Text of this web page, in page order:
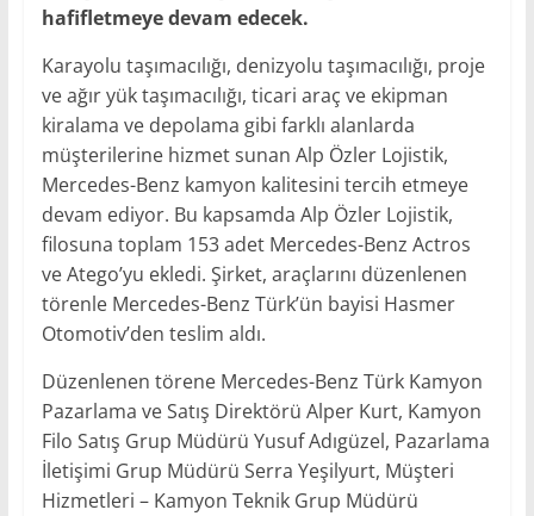
hafifletmeye devam edecek.
Karayolu taşımacılığı, denizyolu taşımacılığı, proje
ve ağır yük taşımacılığı, ticari araç ve ekipman
kiralama ve depolama gibi farklı alanlarda
müşterilerine hizmet sunan Alp Özler Lojistik,
Mercedes-Benz kamyon kalitesini tercih etmeye
devam ediyor. Bu kapsamda Alp Özler Lojistik,
filosuna toplam 153 adet Mercedes-Benz Actros
ve Atego’yu ekledi. Şirket, araçlarını düzenlenen
törenle Mercedes-Benz Türk’ün bayisi Hasmer
Otomotiv’den teslim aldı.
Düzenlenen törene Mercedes-Benz Türk Kamyon
Pazarlama ve Satış Direktörü Alper Kurt, Kamyon
Filo Satış Grup Müdürü Yusuf Adıgüzel, Pazarlama
İletişimi Grup Müdürü Serra Yeşilyurt, Müşteri
Hizmetleri – Kamyon Teknik Grup Müdürü